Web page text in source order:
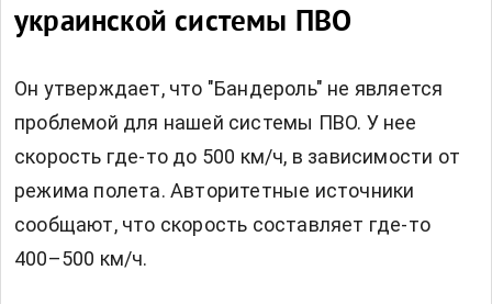
украинской системы ПВО
Он утверждает, что "Бандероль" не является
проблемой для нашей системы ПВО. У нее
скорость где-то до 500 км/ч, в зависимости от
режима полета. Авторитетные источники
сообщают, что скорость составляет где-то
400–500 км/ч.